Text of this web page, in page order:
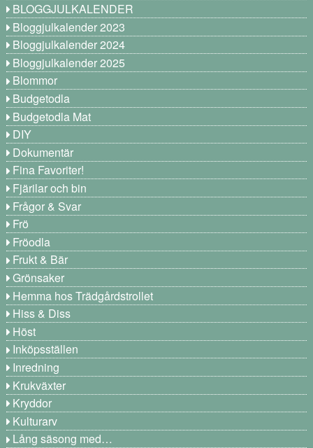
BLOGGJULKALENDER
Bloggjulkalender 2023
Bloggjulkalender 2024
Bloggjulkalender 2025
Blommor
Budgetodla
Budgetodla Mat
DIY
Dokumentär
Fina Favoriter!
Fjärilar och bin
Frågor & Svar
Frö
Fröodla
Frukt & Bär
Grönsaker
Hemma hos Trädgårdstrollet
Hiss & Diss
Höst
Inköpsställen
Inredning
Krukväxter
Kryddor
Kulturarv
Lång säsong med…